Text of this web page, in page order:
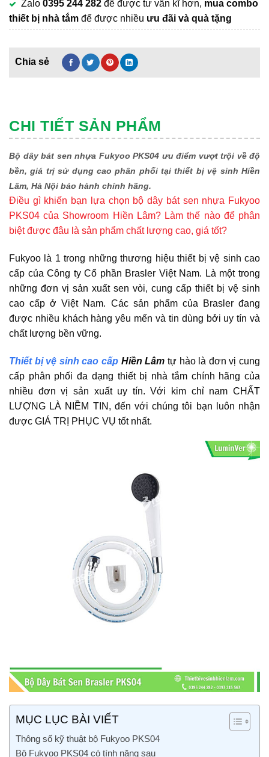
Zalo 0395 244 282 để được tư vấn kĩ hơn, mua combo
thiết bị nhà tắm để được nhiều ưu đãi và quà tặng
CHI TIẾT SẢN PHẨM
Bộ dây bát sen nhựa Fukyoo PKS04 ưu điểm vượt trội về độ
bền, giá trị sử dụng cao phân phối tại thiết bị vệ sinh Hiền
Lâm, Hà Nội bảo hành chính hãng.
Điều gì khiến bạn lựa chọn bộ dây bát sen nhựa Fukyoo
PKS04 của Showroom Hiền Lâm? Làm thế nào để phân
biệt được đâu là sản phẩm chất lượng cao, giá tốt?
Fukyoo là 1 trong những thương hiệu thiết bị vệ sinh cao
cấp của Công ty Cổ phần Brasler Việt Nam. Là một trong
những đơn vị sản xuất sen vòi, cung cấp thiết bị vệ sinh
cao cấp ở Việt Nam. Các sản phẩm của Brasler đang
được nhiều khách hàng yêu mến và tin dùng bởi uy tín và
chất lượng bền vững.
Thiết bị vệ sinh cao cấp Hiền Lâm tự hào là đơn vị cung
cấp phân phối đa dạng thiết bị nhà tắm chính hãng của
nhiều đơn vị sản xuất uy tín. Với kim chỉ nam CHẤT
LƯỢNG LÀ NIỀM TIN, đến với chúng tôi bạn luôn nhận
được GIÁ TRỊ PHỤC VỤ tốt nhất.
MỤC LỤC BÀI VIẾT
Thông số kỹ thuật bộ Fukyoo PKS04
Bộ Fukyoo PKS04 có tính năng sau